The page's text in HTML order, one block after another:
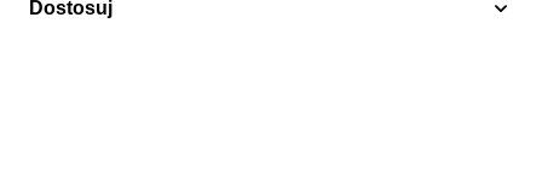
Polecamy
Dostosuj